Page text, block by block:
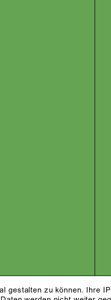
gestalten zu können. Ihre